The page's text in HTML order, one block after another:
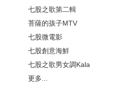
七股之歌第二輯
菩薩的孩子MTV
七股微電影
七股創意海鮮
七股之歌男女調Kala
更多...